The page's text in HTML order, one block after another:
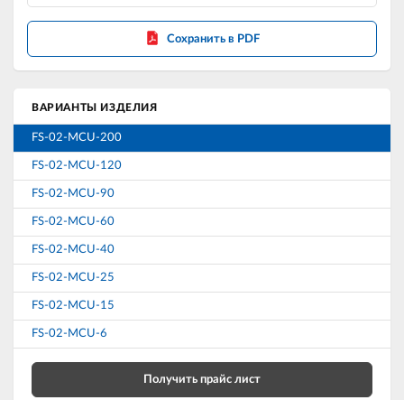
ВАРИАНТЫ ИЗДЕЛИЯ
FS-02-MCU-200
FS-02-MCU-120
FS-02-MCU-90
FS-02-MCU-60
FS-02-MCU-40
FS-02-MCU-25
FS-02-MCU-15
FS-02-MCU-6
Получить прайс лист
Сохранить в PDF